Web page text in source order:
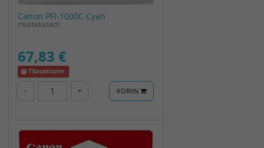
Canon PFI-1000C Cyan
mustekasetti
67,83 €
Tilaustuote
- + KORIIN